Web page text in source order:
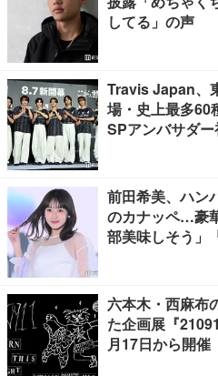
してる」の声
Travis Japan、
場・史上最多60
SPアンバサダ
前田希美、ハン
のカナッペ…豪
部美味しそう」
六本木・西麻布
た企画展『
月17日から開催